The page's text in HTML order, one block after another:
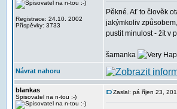
Registrace: 24.10. 2002
Příspěvky: 3733
Pěkné. Ať to člověk
jakýmkoliv
pustit minulost - žít v
šamanka
Návrat nahoru
blankas
Spisovatel na n-tou :-)
Zaslal: pá říjen 23,